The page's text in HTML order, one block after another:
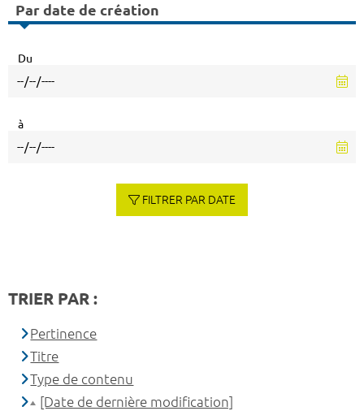
Par date de création
Du
à
FILTRER PAR DATE
TRIER PAR :
Pertinence
Titre
Type de contenu
[Date de dernière modification]